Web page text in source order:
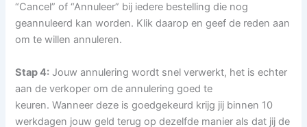
“Cancel” of “Annuleer” bij iedere bestelling die nog
geannuleerd kan worden. Klik daarop en geef de reden aan
om te willen annuleren.
Stap 4: Jouw annulering wordt snel verwerkt, het is echter
aan de verkoper om de annulering goed te
keuren. Wanneer deze is goedgekeurd krijg jij binnen 10
werkdagen jouw geld terug op dezelfde manier als dat jij de